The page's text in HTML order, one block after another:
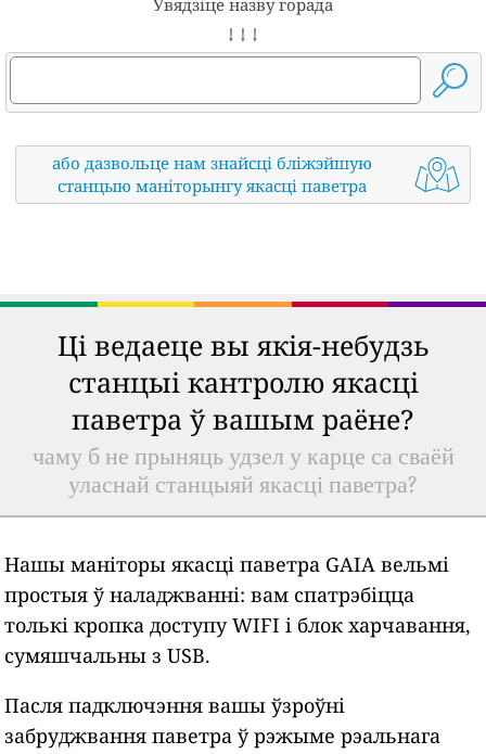
↓ ↓ ↓
або дазвольце нам знайсці бліжэйшую
станцыю маніторынгу якасці паветра
Ці ведаеце вы якія-небудзь
станцыі кантролю якасці
паветра ў вашым раёне?
чаму б не прыняць удзел у карце са сваёй
уласнай станцыяй якасці паветра?
Нашы маніторы якасці паветра GAIA вельмі
простыя ў наладжванні: вам спатрэбіцца
толькі кропка доступу WIFI і блок харчавання,
сумяшчальны з USB.
Пасля падключэння вашы ўзроўні
забруджвання паветра ў рэжыме рэальнага